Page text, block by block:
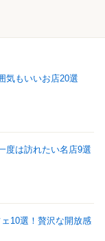
気もいいお店20選
度は訪れたい名店9選
10選！贅沢な開放感